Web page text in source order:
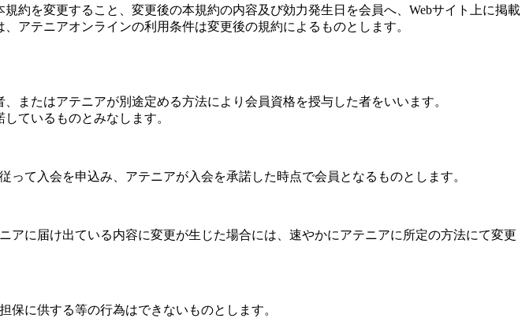
約を変更すること、変更後の本規約の内容及び効力発生日を会員へ、Webサイト上に掲載
アテニアオンラインの利用条件は変更後の規約によるものとします。
またはアテニアが別途定める方法により会員資格を授与した者をいいます。
ているものとみなします。
て入会を申込み、アテニアが入会を承諾した時点で会員となるものとします。
に届け出ている内容に変更が生じた場合には、速やかにアテニアに所定の方法にて変更
に供する等の行為はできないものとします。